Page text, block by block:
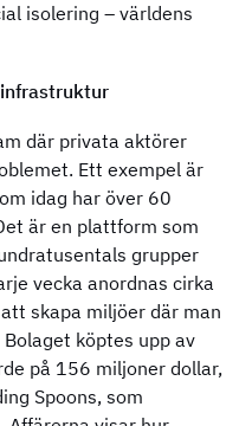
isolering – världens
där privata aktörer
Ett exempel är
idag har över 60
är en plattform som
grupper
vecka anordnas cirka
skapa miljöer där man
köptes upp av
på 156 miljoner dollar,
Spoons, som